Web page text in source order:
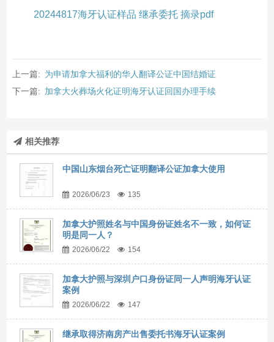
20244817海牙认证样品 继承委托 摘录pdf
上一篇: 为申请加拿大福利的华人翻译公证中国结婚证
下一篇: 加拿大火葬场火化证明海牙认证回国办理手续
相关推荐
中国山东烟台死亡证明翻译公证加拿大使用
2026/06/23 135
加拿大护照姓名与中国身份证姓名不一致，如何证
明是同一人？
2026/06/22 154
加拿大护照与深圳户口身份证同一人声明海牙认证
案例
2026/06/22 147
继承取得济南房产出售委托书海牙认证案例